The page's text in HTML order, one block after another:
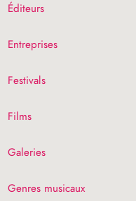
Éditeurs
Entreprises
Festivals
Films
Galeries
Genres musicaux